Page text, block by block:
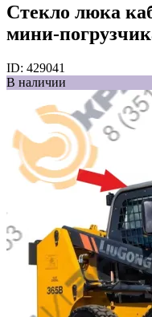
Стекло люка
мини-
ID: 429041
В наличии